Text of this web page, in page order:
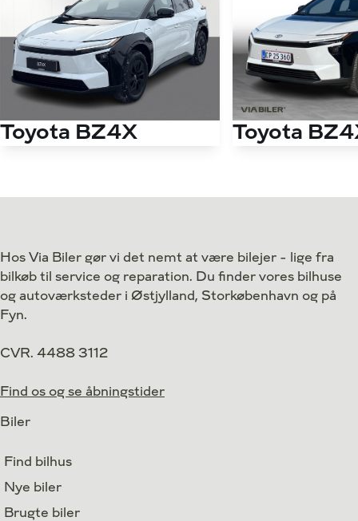
Toyota BZ4X
Lokation
Højbjerg
Kontant
369.990
Toyota
Lokation
Kontant
Hos Via Biler gør vi det nemt at være bilejer - lige fra
bilkøb til service og reparation. Du finder vores bilhuse
og autoværksteder i Østjylland, Storkøbenhavn og på
Fyn.
CVR. 4488 3112
Find os og se åbningstider
Biler
Find bilhus
Nye biler
Brugte biler